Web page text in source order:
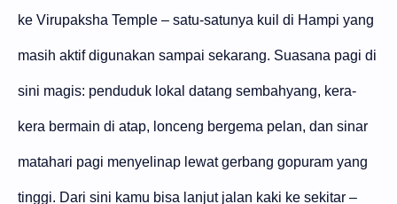
ke Virupaksha Temple – satu-satunya kuil di Hampi yang
masih aktif digunakan sampai sekarang. Suasana pagi di
sini magis: penduduk lokal datang sembahyang, kera-
kera bermain di atap, lonceng bergema pelan, dan sinar
matahari pagi menyelinap lewat gerbang gopuram yang
tinggi. Dari sini kamu bisa lanjut jalan kaki ke sekitar –